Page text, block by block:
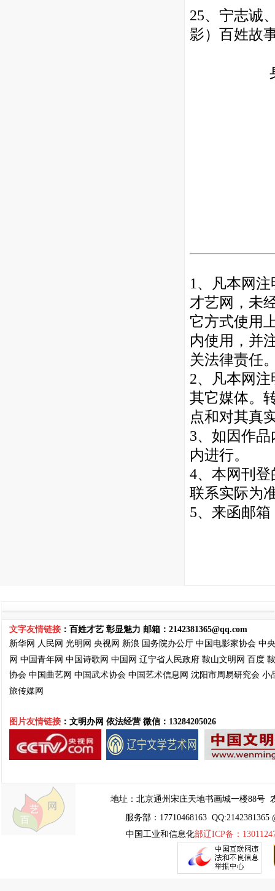
25、宁志诚
影） 百姓故
1、凡本网
才艺网，未
它方式使用
内使用，并
关法律责任
2、凡本网
其它媒体。
点和对其真
3、如因作
内进行。
4、本网刊
联系实际为
5、来函邮箱
文字友情链接 ：百姓才艺 彰显魅力 邮箱： 2142381365@qq.com
新华网 人民网 光明网 央视网 新浪 国务院办公厅 中国电影家协会 中
网 中国青年网 中国诗歌网 中国网 辽宁省人民政府 鞍山文明网 百度
协会 中国曲艺网 中国武术协会 中国艺术信息网 沈阳市周易研究会 小
旅传媒网
图片友情链接 ：文明办网 依法经营 微信：13284205026
地址： 北京通州宋庄天地书画城一楼88号
服务部：17710468163 QQ:2142381365
中国工业和信息化部辽ICP备：